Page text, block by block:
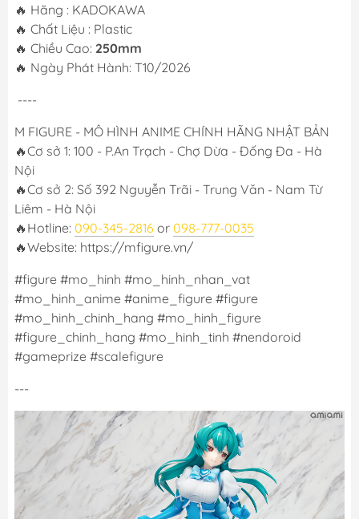
🔥 Hãng : KADOKAWA
🔥 Chất Liệu : Plastic
🔥 Chiều Cao: 250mm
🔥 Ngày Phát Hành: T10/2026
----
M FIGURE - MÔ HÌNH ANIME CHÍNH HÃNG NHẬT BẢN
🔥Cơ sở 1: 100 - P.An Trạch - Chợ Dừa - Đống Đa - Hà
Nội
🔥Cơ sở 2: Số 392 Nguyễn Trãi - Trung Văn - Nam Từ
Liêm - Hà Nội
🔥Hotline: 090-345-2816 or 098-777-0035
🔥Website: https://mfigure.vn/
#figure #mo_hinh #mo_hinh_nhan_vat
#mo_hinh_anime #anime_figure #figure
#mo_hinh_chinh_hang #mo_hinh_figure
#figure_chinh_hang #mo_hinh_tinh #nendoroid
#gameprize #scalefigure
---